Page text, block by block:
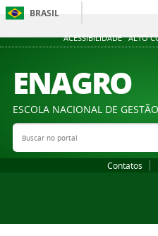
ACESSIBILIDADE ALTO
BRASIL
ENAGRO
ESCOLA NACIONAL DE
Buscar no portal
Contatos